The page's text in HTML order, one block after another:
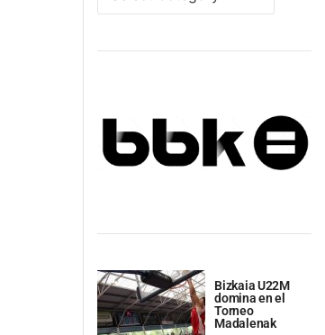
Bizkaia U22M
domina en el
Torneo
Madalenak